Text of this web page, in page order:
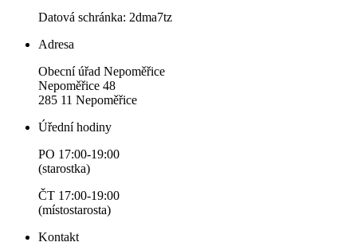
Datová schránka: 2dma7tz
Adresa
Obecní úřad Nepoměřice
Nepoměřice 48
285 11 Nepoměřice
Úřední hodiny
PO 17:00-19:00
(starostka)
ČT 17:00-19:00
(místostarosta)
Kontakt